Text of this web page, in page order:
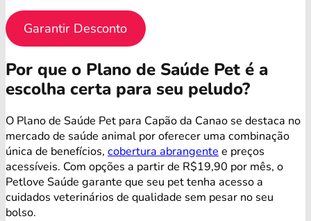
Garantir Desconto
Por que o Plano de Saúde Pet é a
escolha certa para seu peludo?
O Plano de Saúde Pet para Capão da Canao se destaca no
mercado de saúde animal por oferecer uma combinação
única de benefícios, cobertura abrangente e preços
acessíveis. Com opções a partir de R$19,90 por mês, o
Petlove Saúde garante que seu pet tenha acesso a
cuidados veterinários de qualidade sem pesar no seu
bolso.